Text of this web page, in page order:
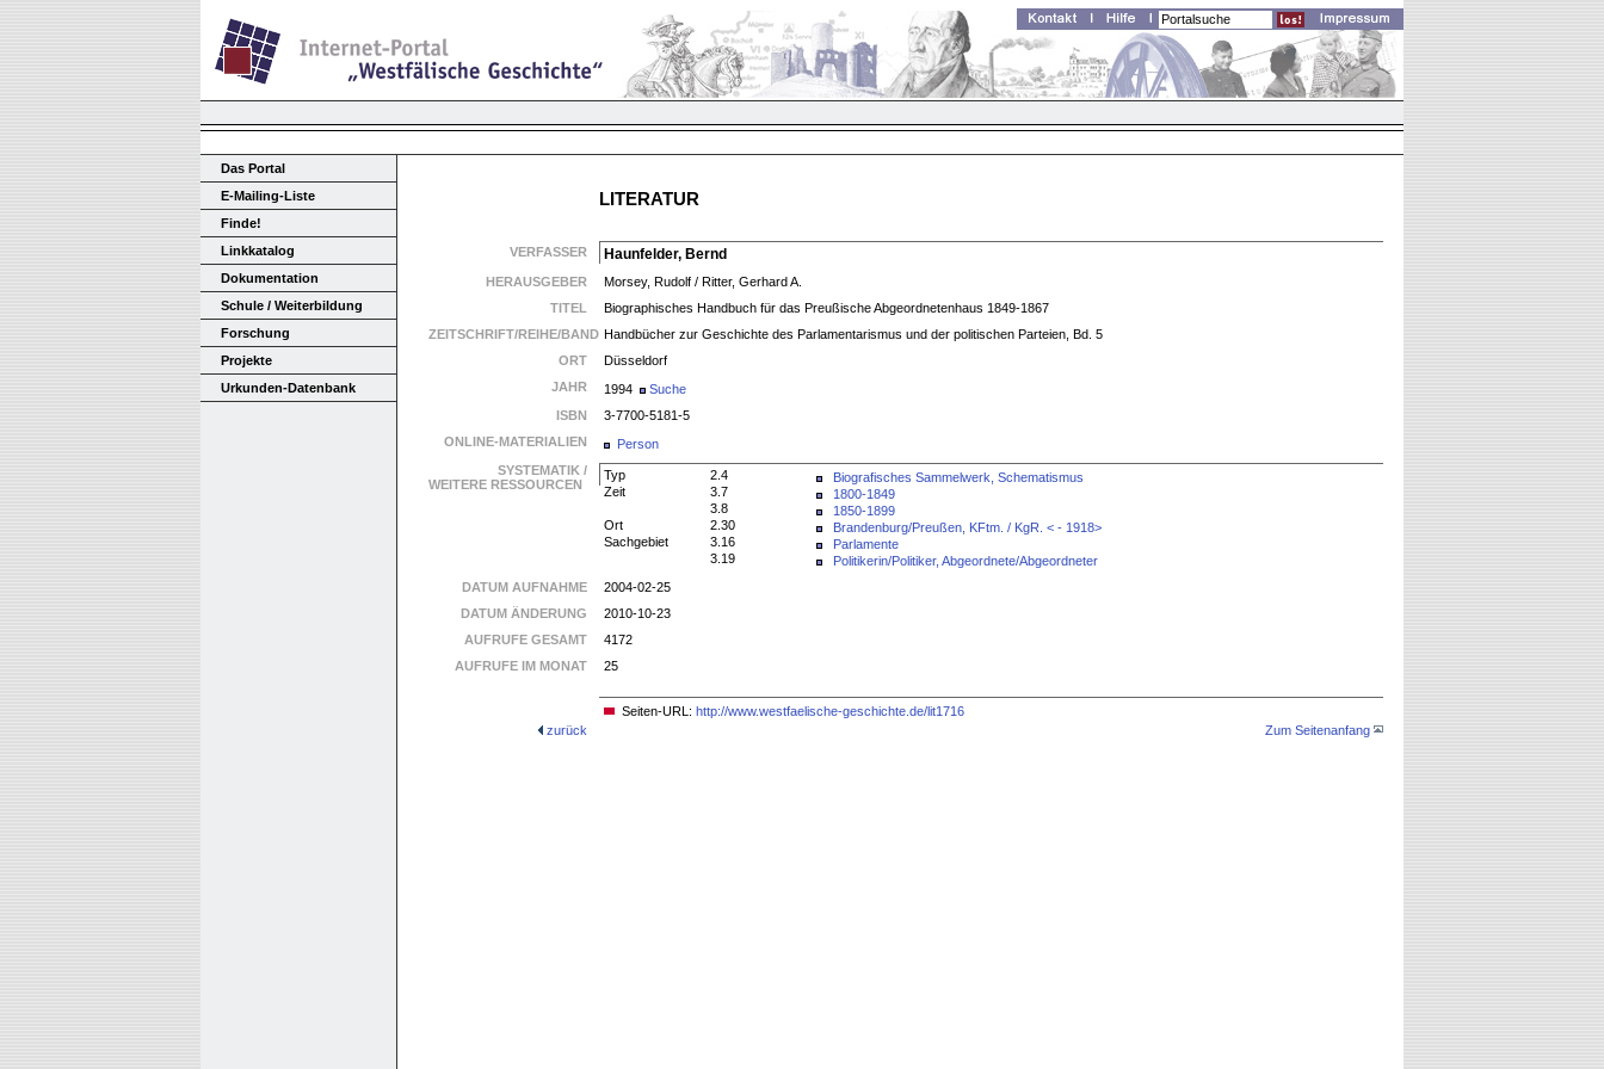
Das Portal
E-Mailing-Liste
Finde!
Linkkatalog
Dokumentation
Schule / Weiterbildung
Forschung
Projekte
Urkunden-Datenbank
LITERATUR
VERFASSER Haunfelder, Bernd
HERAUSGEBER
Morsey, Rudolf / Ritter, Gerhard A.
TITEL
Biographisches Handbuch für das Preußische Abgeordnetenhaus 1849-1867
ZEITSCHRIFT/REIHE/BAND Handbücher zur Geschichte des Parlamentarismus und der politischen Parteien, Bd. 5
ORT
Düsseldorf
JAHR
1994
Suche
ISBN
3-7700-5181-5
ONLINE-MATERIALIEN
Person
SYSTEMATIK /
WEITERE RESSOURCEN
Typ 2.4
Biografisches Sammelwerk, Schematismus
Zeit
3.7
1800-1849
3.8
1850-1899
Ort
2.30
Brandenburg/Preußen, KFtm. / KgR. < - 1918>
Sachgebiet
3.16
Parlamente
3.19
Politikerin/Politiker, Abgeordnete/Abgeordneter
DATUM AUFNAHME
2004-02-25
DATUM ÄNDERUNG
2010-10-23
AUFRUFE GESAMT
4172
AUFRUFE IM MONAT
25
Seiten-URL: http://www.westfaelische-geschichte.de/lit1716
zurück
Zum Seitenanfang